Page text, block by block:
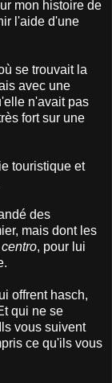
mon histoire de
l'aide d'une
se trouvait la
avec une
n'avait pas
fort sur une
touristique et
des
mais dont les
centro, pour lui
offrent hasch,
qui ne se
vous suivent
ce qu'ils vous